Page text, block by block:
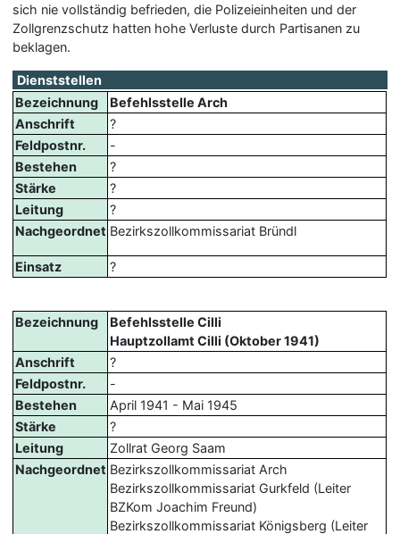
sich nie vollständig befrieden, die Polizeieinheiten und der
Zollgrenzschutz hatten hohe Verluste durch Partisanen zu
beklagen.
Dienststellen
Bezeichnung
Befehlsstelle Arch
Anschrift
?
Feldpostnr.
-
Bestehen
?
Stärke
?
Leitung
?
Nachgeordnet Bezirkszollkommissariat Bründl
Einsatz ?
Bezeichnung
Befehlsstelle Cilli
Hauptzollamt Cilli (Oktober 1941)
Anschrift
?
Feldpostnr.
-
Bestehen
April 1941 - Mai 1945
Stärke
?
Leitung
Zollrat Georg Saam
Nachgeordnet Bezirkszollkommissariat Arch
Bezirkszollkommissariat Gurkfeld (Leiter
BZKom Joachim Freund)
Bezirkszollkommissariat Königsberg (Leiter